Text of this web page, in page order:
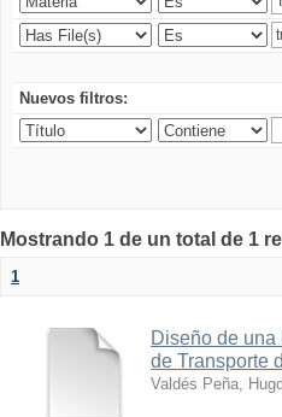
Nuevos filtros:
Mostrando 1 de un total de 1
1
Diseño de
de Transporte
Valdés Peña,